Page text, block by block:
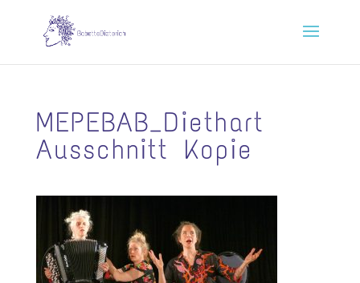
MEPEBAB_Diethart
Ausschnitt Kopie